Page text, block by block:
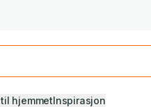
hjemmetInspirasjon